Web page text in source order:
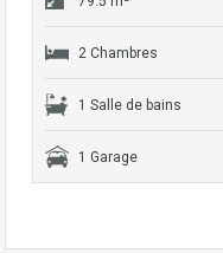
2 Chambres
1 Salle de bains
1 Garage